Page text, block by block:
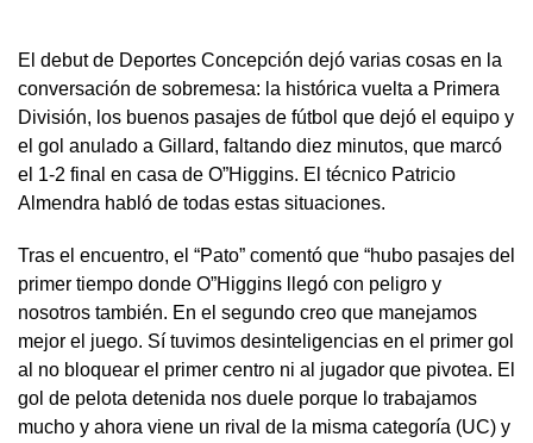
El debut de Deportes Concepción dejó varias cosas en la
conversación de sobremesa: la histórica vuelta a Primera
División, los buenos pasajes de fútbol que dejó el equipo y
el gol anulado a Gillard, faltando diez minutos, que marcó
el 1-2 final en casa de O”Higgins. El técnico Patricio
Almendra habló de todas estas situaciones.
Tras el encuentro, el “Pato” comentó que “hubo pasajes del
primer tiempo donde O”Higgins llegó con peligro y
nosotros también. En el segundo creo que manejamos
mejor el juego. Sí tuvimos desinteligencias en el primer gol
al no bloquear el primer centro ni al jugador que pivotea. El
gol de pelota detenida nos duele porque lo trabajamos
mucho y ahora viene un rival de la misma categoría (UC) y